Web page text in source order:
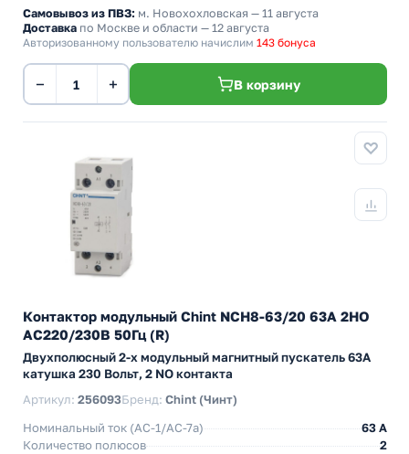
Самовывоз из ПВЗ: м. Новохохловская — 11 августа
Доставка по Москве и области — 12 августа
Авторизованному пользователю начислим 143 бонуса
− + В корзину
Контактор модульный Chint NCH8-63/20 63A 2НО
AC220/230В 50Гц (R)
Двухполюсный 2-х модульный магнитный пускатель 63А
катушка 230 Вольт, 2 NO контакта
Артикул: 256093Бренд: Chint (Чинт)
Номинальный ток (АС-1/AC-7a)
63 A
Количество полюсов
2